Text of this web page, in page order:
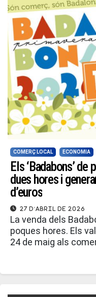
COMERÇ LOCAL ECONOMIA
Els ‘Badabons’ de
dues hores i
d’euros
27 d'abril de 2026
La venda dels
poques hores. Els
24 de maig als